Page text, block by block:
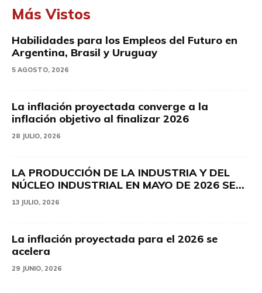
Más Vistos
Habilidades para los Empleos del Futuro en
Argentina, Brasil y Uruguay
5 AGOSTO, 2026
La inflación proyectada converge a la
inflación objetivo al finalizar 2026
28 JULIO, 2026
LA PRODUCCIÓN DE LA INDUSTRIA Y DEL
NÚCLEO INDUSTRIAL EN MAYO DE 2026 SE...
13 JULIO, 2026
La inflación proyectada para el 2026 se
acelera
29 JUNIO, 2026